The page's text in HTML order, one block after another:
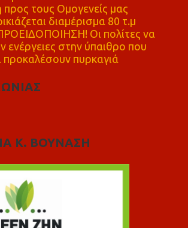
τους Ομογενείς μας
διαμέρισμα 80 τ.μ
Οι πολίτες να
ενέργειες στην ύπαιθρο που
πυρκαγιά
Κ. ΒΟΥΝΑΣΗ